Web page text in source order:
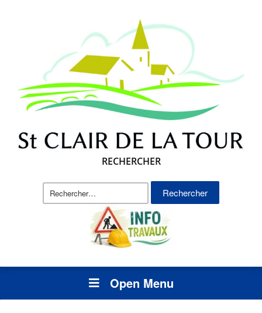
RECHERCHER
Rechercher :
Open Menu